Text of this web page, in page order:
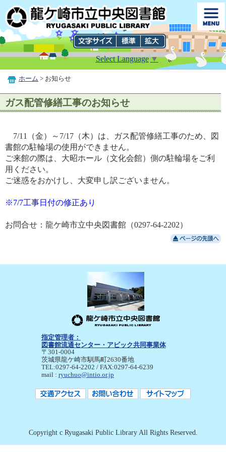
Select Language▼
ホーム > お知らせ
ガス配管修繕工事のお知らせ
7/11（金）～7/17（木）は、ガス配管修繕工事のため、図
書館の駐輪場の使用ができません。
ご来館の際は、大昭ホール（文化会館）側の駐輪場をご利
用ください。
ご迷惑をおかけし、大変申し訳ございません。
※7/7工事日付の修正あり
お問合せ：龍ケ崎市立中央図書館（0297-64-2202）
指定管理者：
図書館流通センター・アビック共同事業体
〒301-0004
茨城県龍ケ崎市馴馬町2630番地
TEL:0297-64-2202 / FAX:0297-64-6239
mail : ryuchuo@intio.or.jp
Copyright c Ryugasaki Public Library All Rights Reserved.